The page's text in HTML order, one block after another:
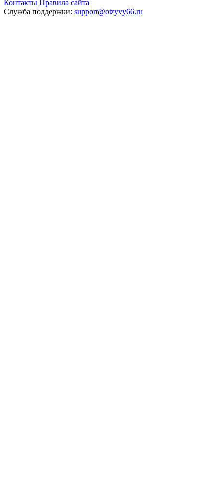
Контакты Правила сайта
Служба поддержки: support@otzyvy66.ru